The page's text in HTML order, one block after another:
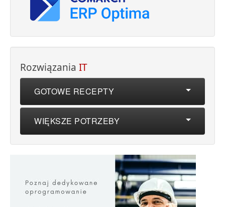
Rozwiązania IT
GOTOWE RECEPTY
WIĘKSZE POTRZEBY